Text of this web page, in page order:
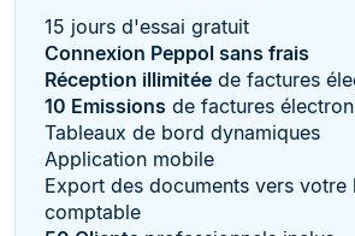
15 jours d'essai gratuit
Connexion Peppol sans frais
Réception illimitée de factures
10 Emissions de factures
Tableaux de bord dynamiques
Application mobile
Export des documents vers votre
comptable